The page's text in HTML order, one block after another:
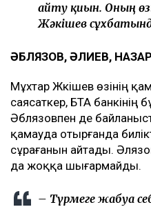
айту қиын. Оның
Жәкішев
ӘБЛЯЗОВ, ӘЛИЕВ,
Мұхтар Жәкішев өзінің
саясаткер, БТА
Әблязовпен де
қамауда отырғанда
сұрағанын айтады.
да жоққа шығармайды.
– Түрмеге жабуға